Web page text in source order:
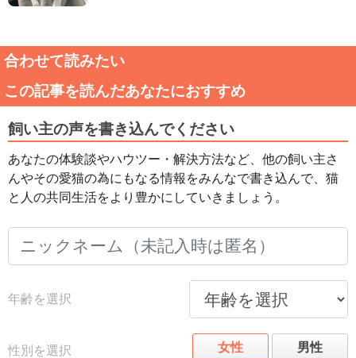
合わせて読みたい
この記事を読んだあなたにおすすめ
飼い主の声を書き込んでください
あなたの体験談やハウツー・解決方法など、他の飼い主さ
んやその愛猫の為にもなる情報をみんなで書き込んで、猫
と人の共同生活をより豊かにしていきましょう。
年齢を選択
性別を選択 女性 男性